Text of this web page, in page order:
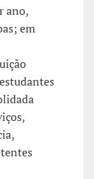
ano,
em